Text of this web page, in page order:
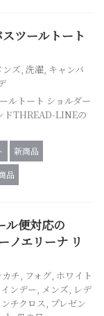
ツールトート
ンズ, 洗濯, キャンバ
ルトート ショルダー
ドTHREAD-LINEの
新商品
品
ル便対応の
ノエリーナ リ
チ, フォグ, ホワイト
ンデー, メンズ, レデ
ンチクロス, プレゼン